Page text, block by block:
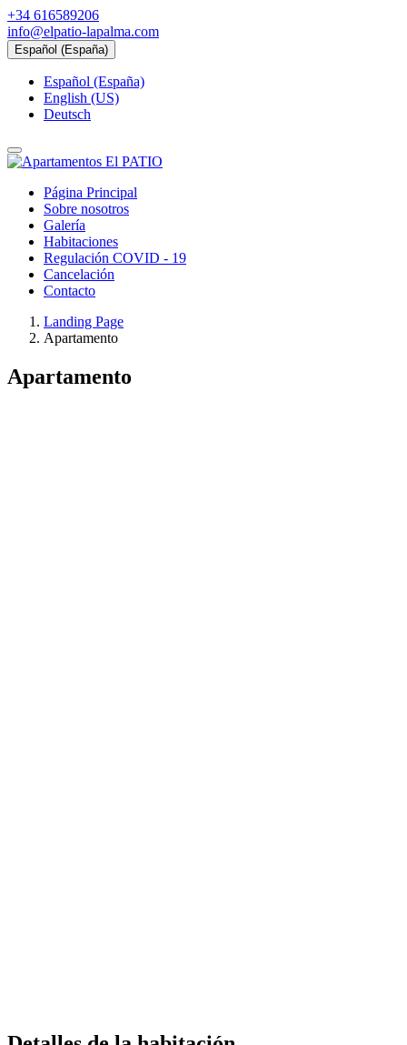
+34 616589206
info@elpatio-lapalma.com
Español (España)
Español (España)
English (US)
Deutsch
Página Principal
Sobre nosotros
Galería
Habitaciones
Regulación COVID - 19
Cancelación
Contacto
Landing Page
Apartamento
Apartamento